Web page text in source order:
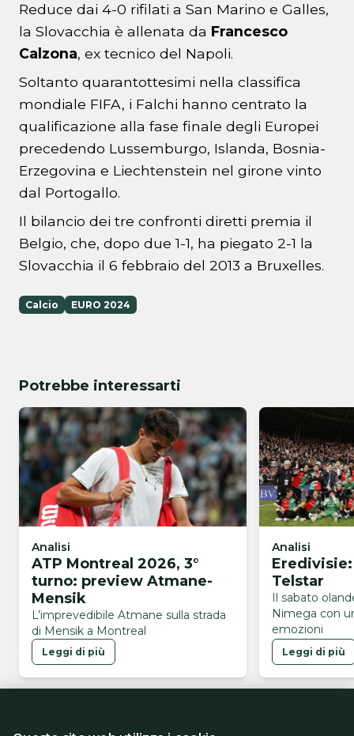
Reduce dai 4-0 rifilati a San Marino e Galles,
la Slovacchia è allenata da Francesco
Calzona, ex tecnico del Napoli.
Soltanto quarantottesimi nella classifica
mondiale FIFA, i Falchi hanno centrato la
qualificazione alla fase finale degli Europei
precedendo Lussemburgo, Islanda, Bosnia-
Erzegovina e Liechtenstein nel girone vinto
dal Portogallo.
Il bilancio dei tre confronti diretti premia il
Belgio, che, dopo due 1-1, ha piegato 2-1 la
Slovacchia il 6 febbraio del 2013 a Bruxelles.
Calcio EURO 2024
Potrebbe interessarti
Analisi
ATP Montreal 2026, 3°
turno: preview Atmane-
Mensik
L’imprevedibile Atmane sulla strada
di Mensik a Montreal
Leggi di più
Analisi
Telstar
Il sabato
Nimega con
emozioni
Leggi di più